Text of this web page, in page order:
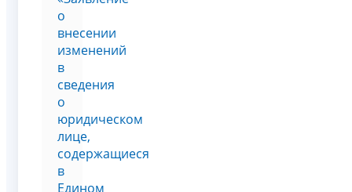
о
внесении
изменений
в
сведения
о
юридическом
лице,
содержащиеся
в
Едином